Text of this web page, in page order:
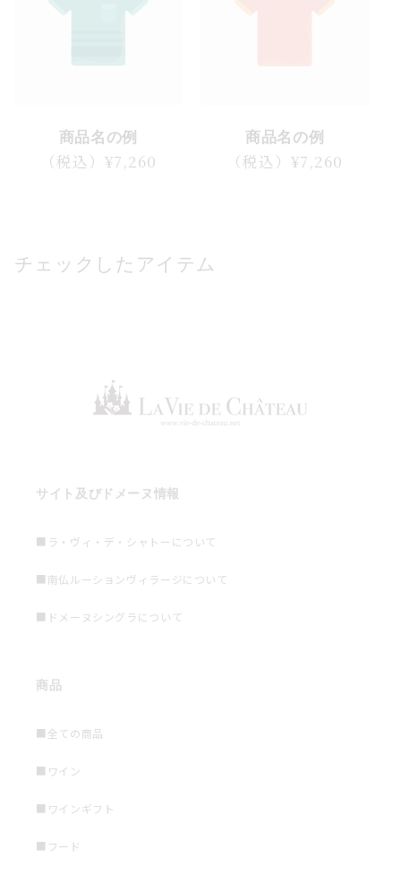
商品名の例
通（税込）¥7,260
商品名の例
通（税込）¥7,260
チェックしたアイテム
サイト及びドメーヌ情報
■ラ・ヴィ・デ・シャトーについて
■南仏ルーションヴィラージについて
■ドメーヌシングラについて
商品
■全ての商品
■ワイン
■ワインギフト
■フード